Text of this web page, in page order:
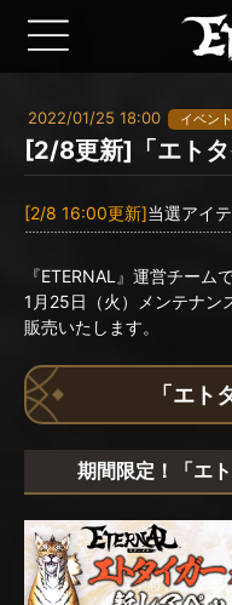
2022/01/25 18:00 イベント
[2/8更新]「エト
[2/8 16:00更新]当選アイ
『ETERNAL』運営チームで
1月25日（火）メンテナン
販売いたします。
「エト
期間限定！「エ